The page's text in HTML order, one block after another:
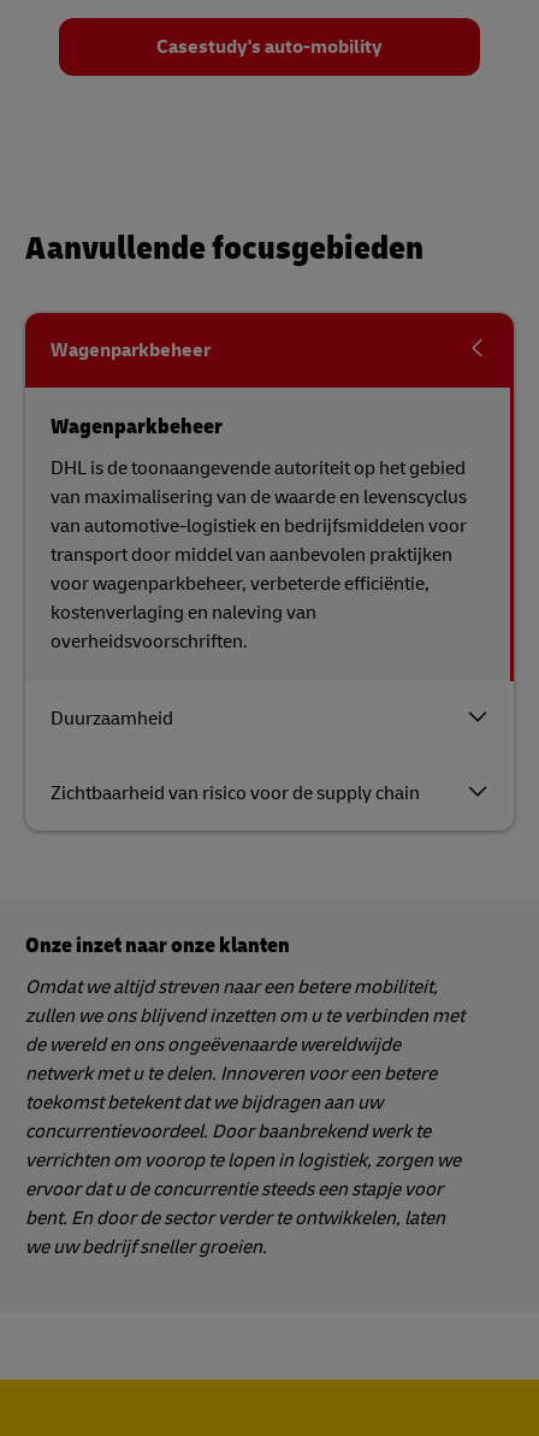
Casestudy's auto-mobility
Aanvullende focusgebieden
Wagenparkbeheer
Duurzaamheid
Zichtbaarheid van risico voor de supply chain
Wagenparkbeheer
DHL is de toonaangevende autoriteit op het gebied
van maximalisering van de waarde en levenscyclus
van automotive-logistiek en bedrijfsmiddelen voor
transport door middel van aanbevolen praktijken
voor wagenparkbeheer, verbeterde efficiëntie,
kostenverlaging en naleving van
overheidsvoorschriften.
Onze inzet naar onze klanten
Omdat we altijd streven naar een betere mobiliteit,
zullen we ons blijvend inzetten om u te verbinden met
de wereld en ons ongeëvenaarde wereldwijde
netwerk met u te delen. Innoveren voor een betere
toekomst betekent dat we bijdragen aan uw
concurrentievoordeel. Door baanbrekend werk te
verrichten om voorop te lopen in logistiek, zorgen we
ervoor dat u de concurrentie steeds een stapje voor
bent. En door de sector verder te ontwikkelen, laten
we uw bedrijf sneller groeien.